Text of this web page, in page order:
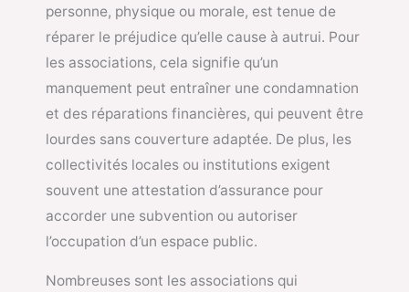
personne, physique ou morale, est tenue de
réparer le préjudice qu’elle cause à autrui. Pour
les associations, cela signifie qu’un
manquement peut entraîner une condamnation
et des réparations financières, qui peuvent être
lourdes sans couverture adaptée. De plus, les
collectivités locales ou institutions exigent
souvent une attestation d’assurance pour
accorder une subvention ou autoriser
l’occupation d’un espace public.
Nombreuses sont les associations qui